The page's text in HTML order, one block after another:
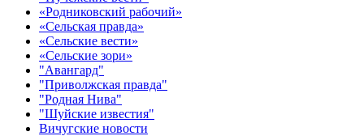
«Родниковский рабочий»
«Сельская правда»
«Сельские вести»
«Сельские зори»
"Авангард"
"Приволжская правда"
"Родная Нива"
"Шуйские известия"
Вичугские новости